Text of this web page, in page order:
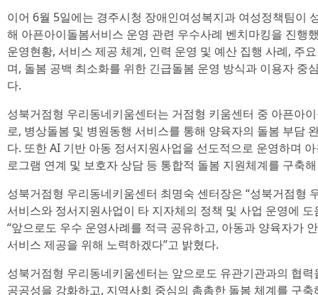
이어 6월 5일에는 경주시청 장애인여성복지과 여성정책팀이
해 아픈아이돌봄서비스 운영 관련 우수사례 벤치마킹을 진행
운영현황, 서비스 제공 체계, 인력 운영 및 예산 집행 사례, 주
며, 돌봄 공백 최소화를 위한 긴급돌봄 운영 방식과 이용자 중
다.
성북거점형 우리동네키움센터는 거점형 키움센터 중 아픈아
로, 병상돌봄 및 병원동행 서비스를 통해 양육자의 돌봄 부담
다. 또한 AI 기반 아동 정서지원사업을 선도적으로 운영하며
로그램 연계 및 보호자 상담 등 통합적 돌봄 지원체계를 구축
성북거점형 우리동네키움센터 최명숙 센터장은 “성북거점형
서비스와 정서지원사업이 타 지자체의 정책 및 사업 운영에
“앞으로도 우수 운영사례를 적극 공유하고, 아동과 양육자가
서비스 제공을 위해 노력하겠다”고 밝혔다.
성북거점형 우리동네키움센터는 앞으로도 유관기관과의 협
공공성을 강화하고, 지역사회 중심의 촘촘한 돌봄 체계를 구